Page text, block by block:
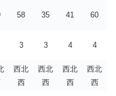
58 35 41 60
3 3 4 4
西北
西
西北
西
西北
西
西北
西